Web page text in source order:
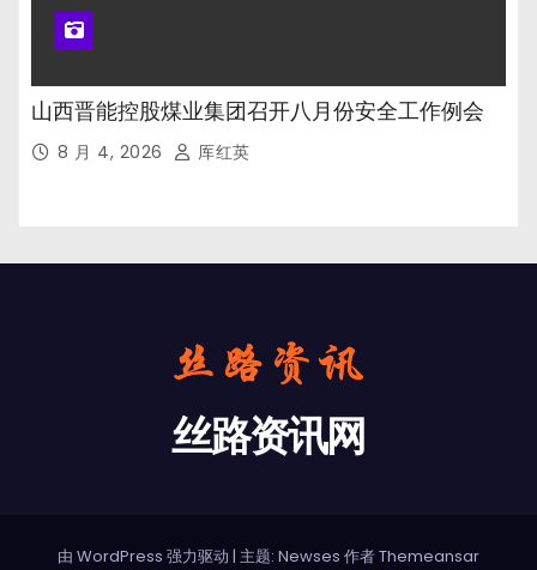
山西晋能控股煤业集团召开八月份安全工作例会
8 月 4, 2026 厍红英
丝路资讯网
由 WordPress 强力驱动 | 主题: Newses 作者Themeansar